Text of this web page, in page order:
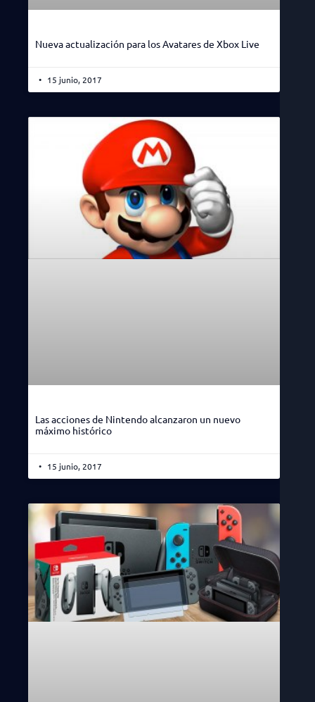
Nueva actualización para los Avatares de Xbox Live
15 junio, 2017
Las acciones de Nintendo alcanzaron un nuevo
máximo histórico
15 junio, 2017